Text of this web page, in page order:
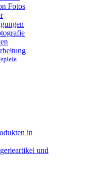
Fotos
in
und